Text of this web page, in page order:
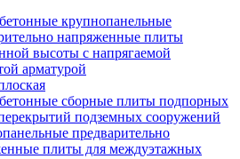
крупнопанельные
напряженные плиты
высоты с напрягаемой
арматурой
сборные плиты подпорных
подземных сооружений
предварительно
плиты для междуэтажных